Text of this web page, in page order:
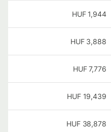
1,944
HUF
3,888
HUF
7,776
HUF
19,439
HUF
38,878
HUF